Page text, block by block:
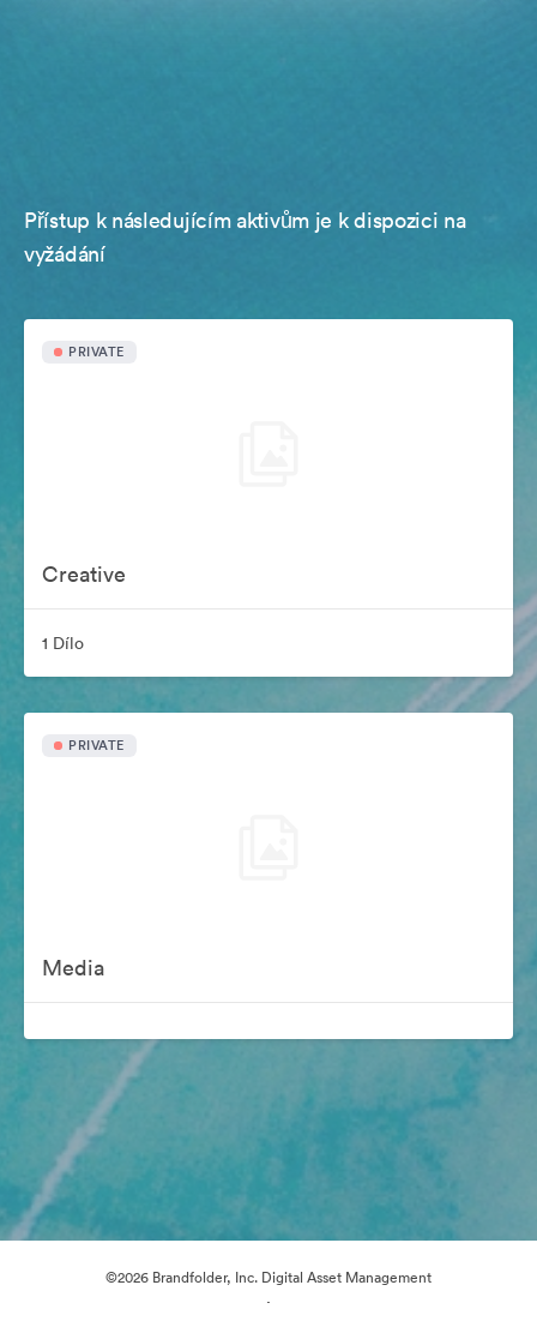
Přístup k následujícím aktivům je k dispozici na
vyžádání
PRIVATE
Creative
1 Dílo
PRIVATE
Media
©2026 Brandfolder, Inc. Digital Asset Management
·